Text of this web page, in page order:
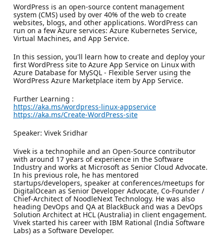
WordPress is an open-source content management
system (CMS) used by over 40% of the web to create
websites, blogs, and other applications. WordPress can
run on a few Azure services: Azure Kubernetes Service,
Virtual Machines, and App Service.
In this session, you'll learn how to create and deploy your
first WordPress site to Azure App Service on Linux with
Azure Database for MySQL - Flexible Server using the
WordPress Azure Marketplace item by App Service.
Further Learning :
https://aka.ms/wordpress-linux-appservice
https://aka.ms/Create-WordPress-site
Speaker: Vivek Sridhar
Vivek is a technophile and an Open-Source contributor
with around 17 years of experience in the Software
Industry and works at Microsoft as Senior Cloud Advocate.
In his previous role, he has mentored
startups/developers, speaker at conferences/meetups for
DigitalOcean as Senior Developer Advocate, Co-Founder /
Chief-Architect of NoodleNext Technology. He was also
heading DevOps and QA at BlackBuck and was a DevOps
Solution Architect at HCL (Australia) in client engagement.
Vivek started his career with IBM Rational (India Software
Labs) as a Software Developer.